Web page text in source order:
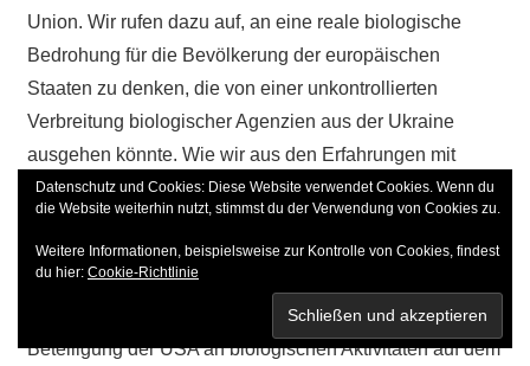
Union. Wir rufen dazu auf, an eine reale biologische
Bedrohung für die Bevölkerung der europäischen
Staaten zu denken, die von einer unkontrollierten
Verbreitung biologischer Agenzien aus der Ukraine
ausgehen könnte. Wie wir aus den Erfahrungen mit
COVID-19 wissen, lässt sich dies nicht verhindern. Sollte
dies der Fall sein, wird ganz Europa davon betroffen
sein.
US-Vertreter sind etwas verwirrt, wenn sie über die
Beteiligung der USA an biologischen Aktivitäten auf dem
Datenschutz und Cookies: Diese Website verwendet Cookies. Wenn du
die Website weiterhin nutzt, stimmst du der Verwendung von Cookies zu.
Weitere Informationen, beispielsweise zur Kontrolle von Cookies, findest
du hier: Cookie-Richtlinie